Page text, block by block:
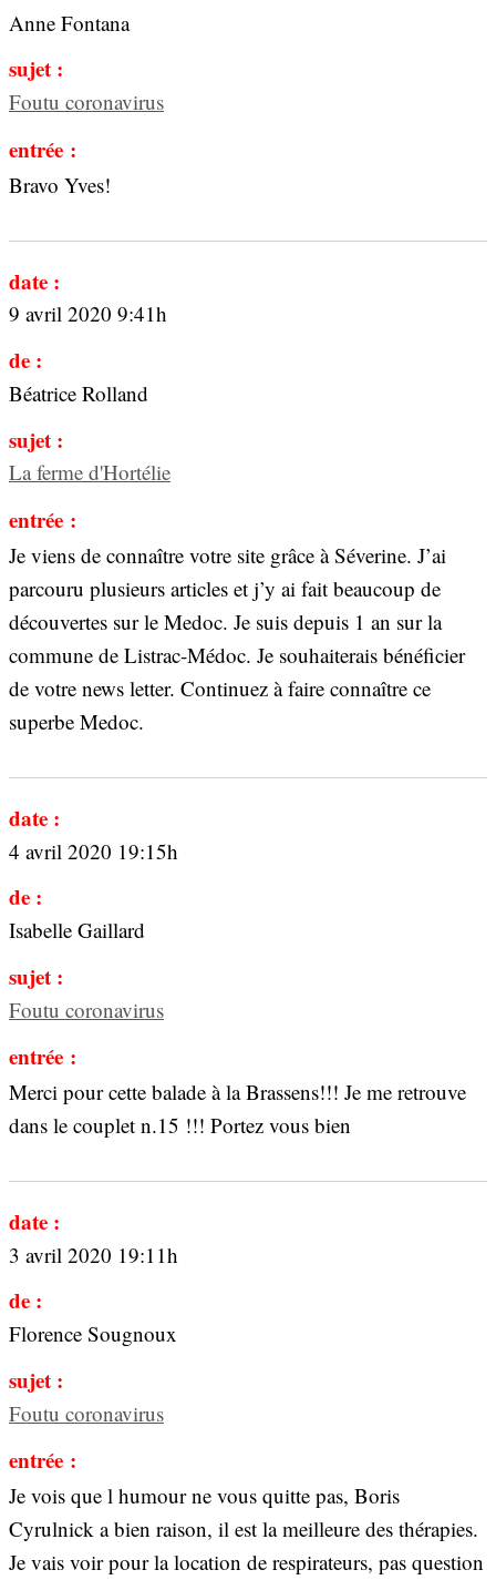
Anne Fontana
sujet :
Foutu coronavirus
entrée :
Bravo Yves!
date :
9 avril 2020 9:41h
de :
Béatrice Rolland
sujet :
La ferme d'Hortélie
entrée :
Je viens de connaître votre site grâce à Séverine. J’ai
parcouru plusieurs articles et j’y ai fait beaucoup de
découvertes sur le Medoc. Je suis depuis 1 an sur la
commune de Listrac-Médoc. Je souhaiterais bénéficier
de votre news letter. Continuez à faire connaître ce
superbe Medoc.
date :
4 avril 2020 19:15h
de :
Isabelle Gaillard
sujet :
Foutu coronavirus
entrée :
Merci pour cette balade à la Brassens!!! Je me retrouve
dans le couplet n.15 !!! Portez vous bien
date :
3 avril 2020 19:11h
de :
Florence Sougnoux
sujet :
Foutu coronavirus
entrée :
Je vois que l humour ne vous quitte pas, Boris
Cyrulnick a bien raison, il est la meilleure des thérapies.
Je vais voir pour la location de respirateurs, pas question